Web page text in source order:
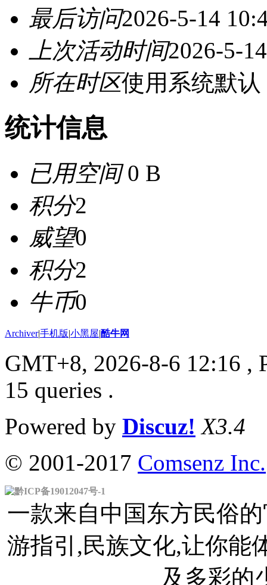
最后访问2026-5-14
上次活动时间2026-5-
所在时区使用系统默认
统计信息
已用空间0 B
积分2
威望0
积分2
牛币0
Archiver|手机版|小黑屋|酷牛网
GMT+8, 2026-8-6 12:16 ,
15 queries .
Powered by Discuz! X3.4
© 2001-2017 Comsenz Inc.
黔ICP备19012047号-1
一款来自中国东方民俗
游指引,民族文化,让你能
及多彩的